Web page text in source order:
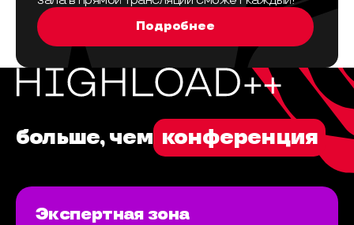
Подробнее
больше, чем конференция
Экспертная зона